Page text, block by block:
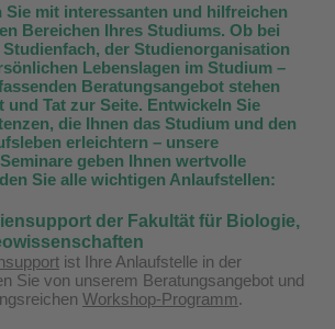
mit interessanten und hilfreichen
Bereichen Ihres Studiums. Ob bei
Studienfach, der Studienorganisation
Lebenslagen im Studium –
Beratungsangebot stehen
und Tat zur Seite. Entwickeln Sie
die Ihnen das Studium und den
erleichtern – unsere
geben Ihnen wertvolle
Sie alle wichtigen Anlaufstellen:
der Fakultät für Biologie,
ist Ihre Anlaufstelle in der
Sie von unserem Beratungsangebot und
Workshop-Programm.